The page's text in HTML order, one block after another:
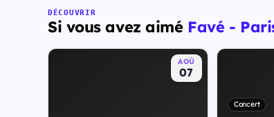
DÉCOUVRIR
Si vous avez aimé Favé -
AOÛ
07
Concert